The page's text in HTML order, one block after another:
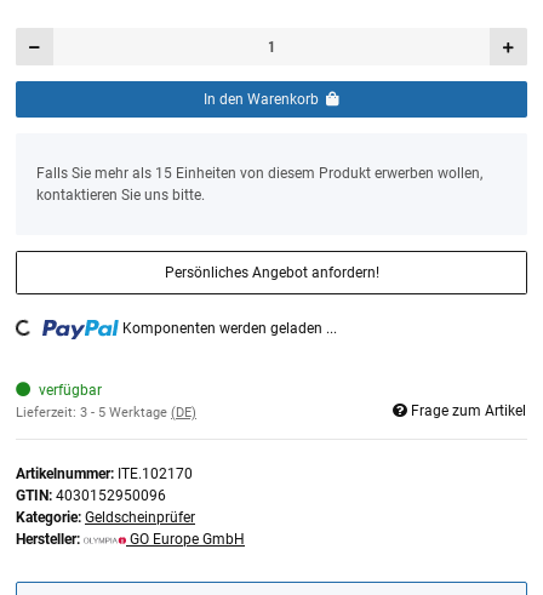
In den Warenkorb
Falls Sie mehr als 15 Einheiten von diesem Produkt erwerben wollen,
kontaktieren Sie uns bitte.
Persönliches Angebot anfordern!
Komponenten werden geladen ...
verfügbar
Lieferzeit: 3 - 5 Werktage (DE) Frage zum Artikel
Artikelnummer: ITE.102170
GTIN: 4030152950096
Kategorie: Geldscheinprüfer
Hersteller:
GO Europe GmbH